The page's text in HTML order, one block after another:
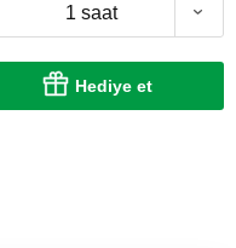
1 saat
Hediye et